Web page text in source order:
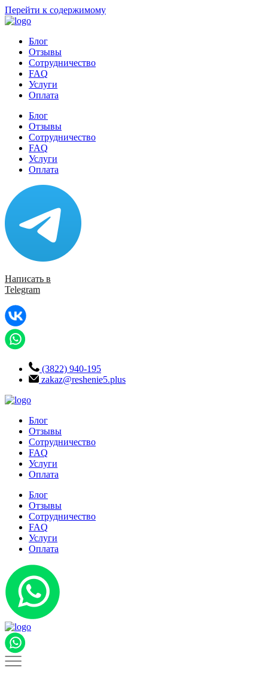
Перейти к содержимому
Блог
Отзывы
Сотрудничество
FAQ
Услуги
Оплата
Блог
Отзывы
Сотрудничество
FAQ
Услуги
Оплата
Написать в
Telegram
(3822) 940-195
zakaz@reshenie5.plus
Блог
Отзывы
Сотрудничество
FAQ
Услуги
Оплата
Блог
Отзывы
Сотрудничество
FAQ
Услуги
Оплата